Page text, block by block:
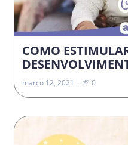
COMO
março 12, 2021 0